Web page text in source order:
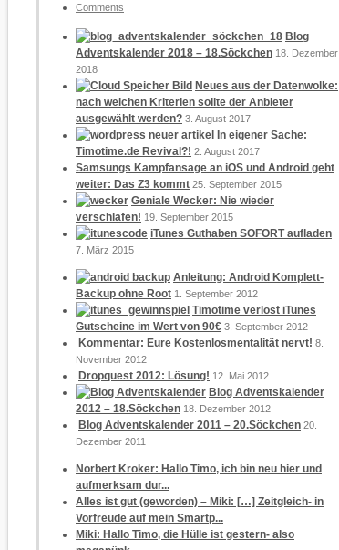
Comments
Blog
Adventskalender 2018 – 18.Söckchen 18. Dezember
2018
Neues aus der Datenwolke:
nach welchen Kriterien sollte der Anbieter
ausgewählt werden? 3. August 2017
In eigener Sache:
Timotime.de Revival?! 2. August 2017
Samsungs Kampfansage an iOS und Android geht
weiter: Das Z3 kommt 25. September 2015
Geniale Wecker: Nie wieder
verschlafen! 19. September 2015
iTunes Guthaben SOFORT aufladen
7. März 2015
Anleitung: Android Komplett-
Backup ohne Root 1. September 2012
Timotime verlost iTunes
Gutscheine im Wert von 90€ 3. September 2012
Kommentar: Eure Kostenlosmentalität nervt! 8.
November 2012
Dropquest 2012: Lösung! 12. Mai 2012
Blog Adventskalender
2012 – 18.Söckchen 18. Dezember 2012
Blog Adventskalender 2011 – 20.Söckchen 20.
Dezember 2011
Norbert Kroker: Hallo Timo, ich bin neu hier und
aufmerksam dur...
Alles ist gut (geworden) – Miki: […] Zeitgleich- in
Vorfreude auf mein Smartp...
Miki: Hallo Timo, die Hülle ist gestern- also